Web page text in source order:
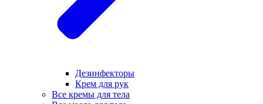
Дезинфекторы
Крем для рук
Все кремы для тела